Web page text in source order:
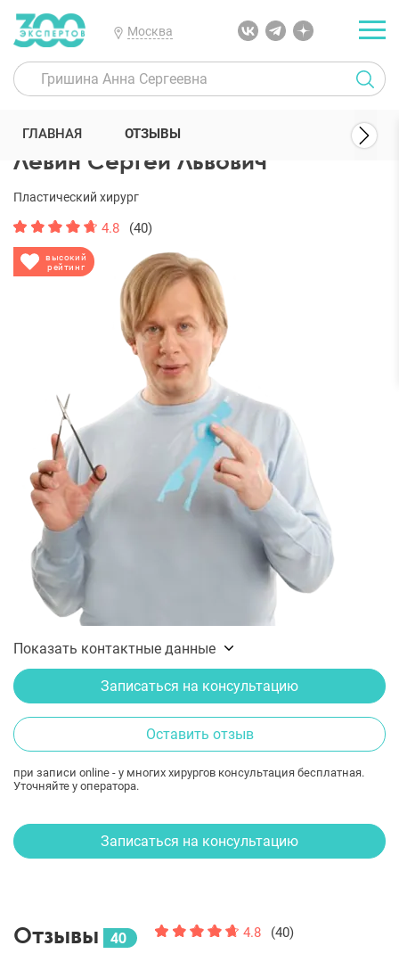
Москва
300 Экспертов Пластические хирурги Левин Сергей Львович
Левин Сергей Львович
высокий
рейтинг
Пластический хирург
4.8 (40)
Показать контактные данные
Записаться на консультацию
Оставить отзыв
при записи online - у многих хирургов консультация бесплатная.
Уточняйте у оператора.
ГЛАВНАЯ ОТЗЫВЫ
Записаться на консультацию
Отзывы 40 4.8 (40)